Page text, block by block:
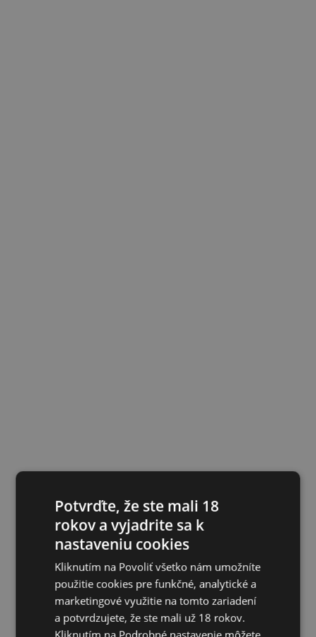
Potvrďte, že ste mali 18
rokov a vyjadrite sa k
nastaveniu cookies
Kliknutím na Povoliť všetko nám umožníte
použitie cookies pre funkčné, analytické a
marketingové využitie na tomto zariadení
a potvrdzujete, že ste mali už 18 rokov.